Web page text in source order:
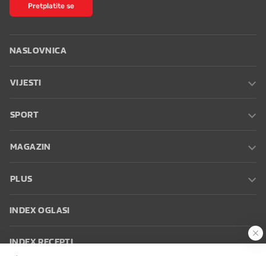
Pretplatite se
NASLOVNICA
VIJESTI
SPORT
MAGAZIN
PLUS
INDEX OGLASI
INDEX RECEPTI